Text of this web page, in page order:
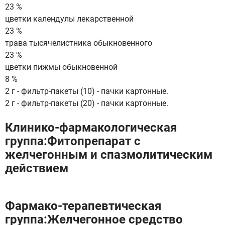
23 %
цветки календулы лекарственной
23 %
трава тысячелистника обыкновенного
23 %
цветки пижмы обыкновенной
8 %
2 г - фильтр-пакеты (10) - пачки картонные.
2 г - фильтр-пакеты (20) - пачки картонные.
Клинико-фармакологическая
группа:Фитопрепарат с
желчегонным и спазмолитическим
действием
Фармако-терапевтическая
группа:Желчегонное средство